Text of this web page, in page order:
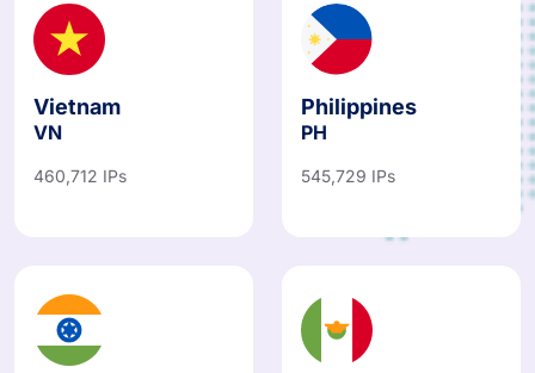
Vietnam
VN
460,712 IPs
Philippines
PH
545,729 IPs